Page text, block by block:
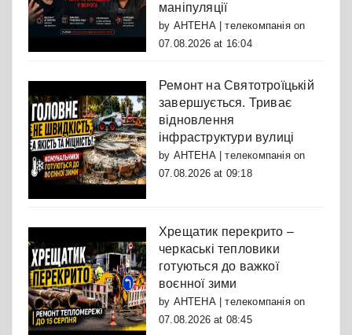
маніпуляції
by АНТЕНА | телекомпаніяon
07.08.2026 at 16:04
Ремонт на Святотроїцькій
завершується. Триває
відновлення
інфраструктури вулиці
by АНТЕНА | телекомпаніяon
07.08.2026 at 09:18
Хрещатик перекрито –
черкаські тепловики
готуються до важкої
воєнної зими
by АНТЕНА | телекомпаніяon
07.08.2026 at 08:45